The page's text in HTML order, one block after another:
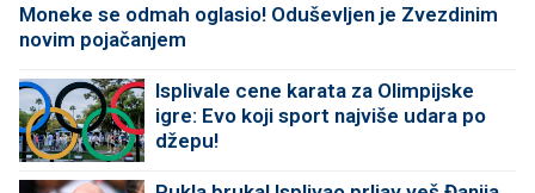
Moneke se odmah oglasio! Oduševljen je Zvezdinim
novim pojačanjem
Isplivale cene karata za Olimpijske
igre: Evo koji sport najviše udara po
džepu!